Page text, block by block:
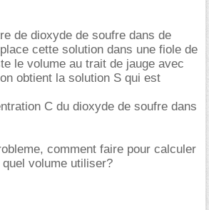
de dioxyde de soufre dans de
cette solution dans une fiole de
le volume au trait de jauge avec
obtient la solution S qui est
C du dioxyde de soufre dans
comment faire pour calculer
volume utiliser?